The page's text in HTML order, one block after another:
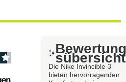
sübersicht
Die Nike Invincible 3
bieten hervorragenden